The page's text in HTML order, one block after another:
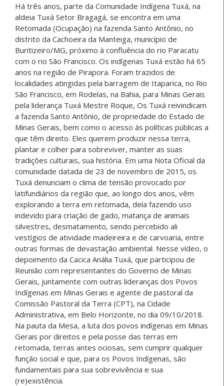
Há três anos, parte da Comunidade Indígena Tuxá, na
aldeia Tuxá Setor Bragagá, se encontra em uma
Retomada (Ocupação) na fazenda Santo Antônio, no
distrito da Cachoeira da Manteiga, município de
Buritizeiro/MG, próximo à confluência do rio Paracatu
com o rio São Francisco. Os indígenas Tuxá estão há 65
anos na região de Pirapora. Foram trazidos de
localidades atingidas pela barragem de Itaparica, no Rio
São Francisco, em Rodelas, na Bahia, para Minas Gerais
pela liderança Tuxá Mestre Roque, Os Tuxá reivindicam
a fazenda Santo Antônio, de propriedade do Estado de
Minas Gerais, bem como o acesso às políticas públicas a
que têm direito. Eles querem produzir nessa terra,
plantar e colher para sobreviver, manter as suas
tradições culturais, sua história. Em uma Nota Oficial da
comunidade datada de 23 de novembro de 2015, os
Tuxá denunciam o clima de tensão provocado por
latifundiários da região que, ao longo dos anos, vêm
explorando a terra em retomada, dela fazendo uso
indevido para criação de gado, matança de animais
silvestres, desmatamento, sendo percebido ali
vestígios de atividade madeireira e de carvoaria, entre
outras formas de devastação ambiental. Nesse vídeo, o
depoimento da Cacica Anália Tuxá, que participou de
Reunião com representantes do Governo de Minas
Gerais, juntamente com outras lideranças dos Povos
Indígenas em Minas Gerais e agente de pastoral da
Comissão Pastoral da Terra (CPT), na Cidade
Administrativa, em Belo Horizonte, no dia 09/10/2018.
Na pauta da Mesa, a luta dos povos indígenas em Minas
Gerais por direitos e pela posse das terras em
retomada, terras antes ociosas, sem cumprir qualquer
função social e que, para os Povos Indígenas, são
fundamentais para sua sobrevivência e sua
(re)existência.